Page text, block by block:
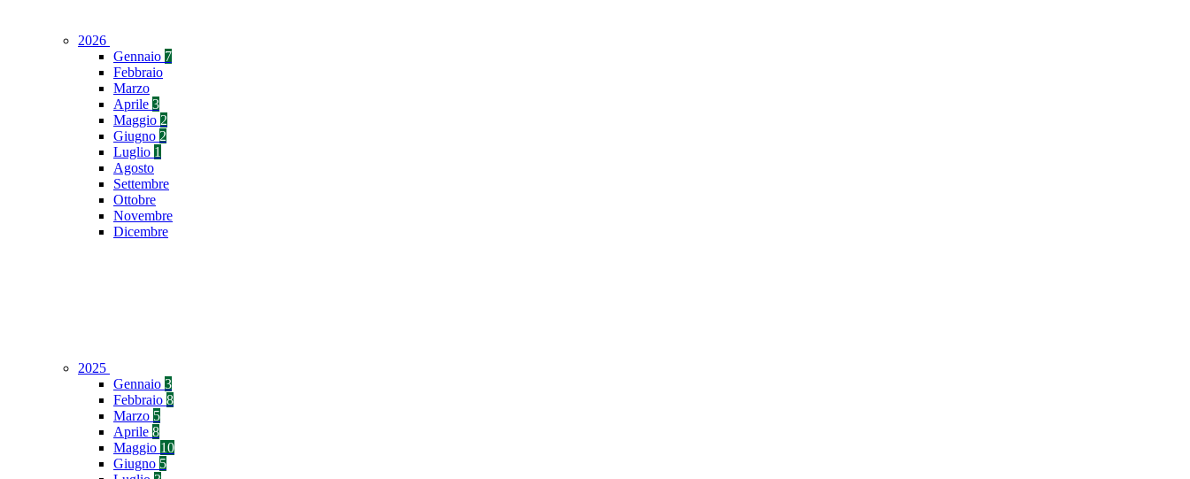
2026
Gennaio 7
Febbraio
Marzo
Aprile 3
Maggio 2
Giugno 2
Luglio 1
Agosto
Settembre
Ottobre
Novembre
Dicembre
2025
Gennaio 3
Febbraio 8
Marzo 5
Aprile 8
Maggio 10
Giugno 5